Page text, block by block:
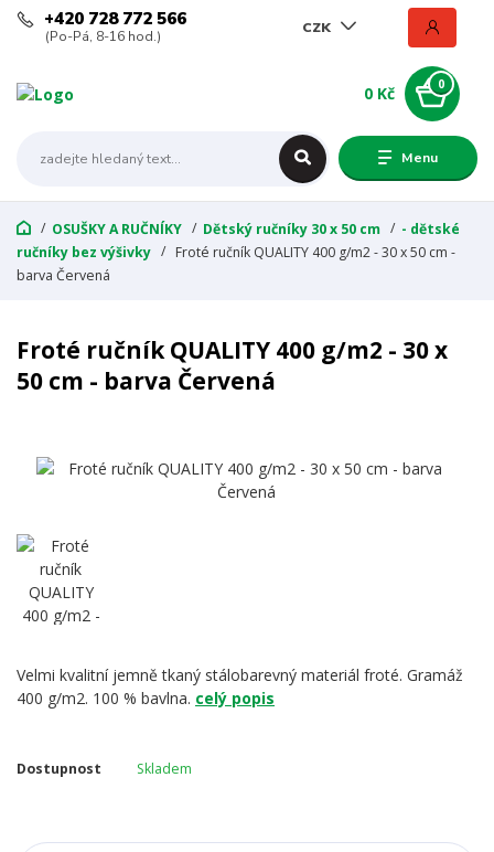
Menu
CZK
+420 728 772 566
(Po-Pá, 8-16 hod.)
0
0 Kč
OSUŠKY A RUČNÍKY Dětský ručníky 30 x 50 cm
- dětské
ručníky bez výšivky
Froté ručník QUALITY 400 g/m2 - 30 x 50 cm -
barva Červená
Froté ručník QUALITY 400 g/m2 - 30 x
50 cm - barva Červená
Velmi kvalitní jemně tkaný stálobarevný materiál froté. Gramáž
400 g/m2. 100 % bavlna. celý popis
Dostupnost Skladem